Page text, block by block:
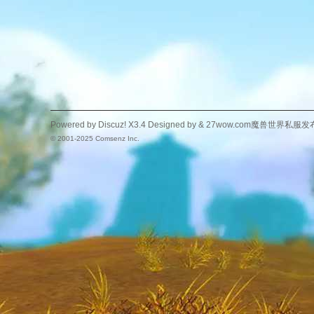
Powered by Discuz! X3.4 Designed by & 27wow.com魔兽世界私服发
© 2001-2025 Comsenz Inc.